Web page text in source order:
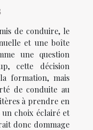
de conduire, le
et une boîte
une question
cette décision
formation, mais
de conduite au
à prendre en
choix éclairé et
donc dommage